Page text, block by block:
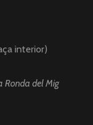
interior)
Ronda del Mig